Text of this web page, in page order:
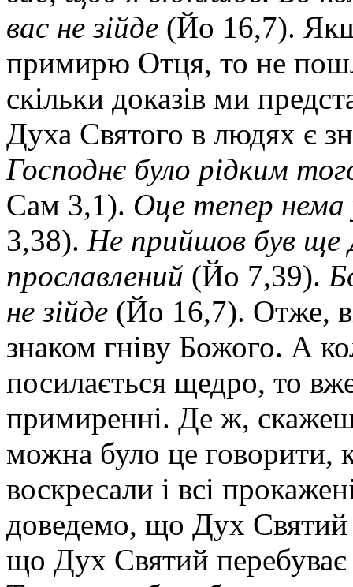
вас не зійде (Йо 16,7).
примирю Отця, то не
скільки доказів ми
Духа Святого в людях є
Господнє було рідким
Сам 3,1). Оце тепер нема
3,38). Не прийшов був ще
прославлений (Йо 7,39).
не зійде (Йо 16,7). Отже,
знаком гніву Божого. А
посилається щедро, то
примиренні. Де ж,
можна було це говорити,
воскресали і всі
доведемо, що Дух Святий
що Дух Святий